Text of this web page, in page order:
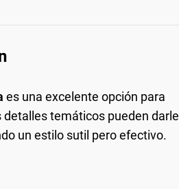
es una excelente opción para
temáticos pueden darle
un estilo sutil pero efectivo.